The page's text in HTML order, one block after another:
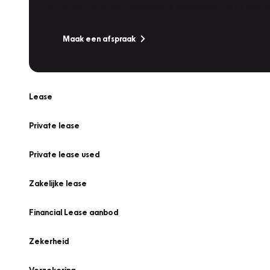
Maak een afspraak
Lease
Private lease
Private lease used
Zakelijke lease
Financial Lease aanbod
Zekerheid